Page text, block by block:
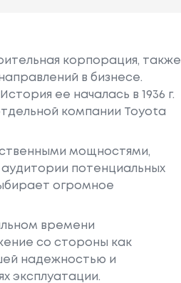
корпорация, также
в бизнесе.
ее началась в 1936 г.
компании Toyota
мощностями,
потенциальных
огромное
времени
со стороны как
надежностью и
эксплуатации.